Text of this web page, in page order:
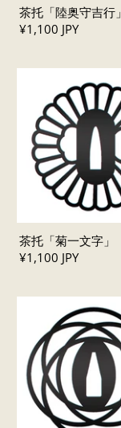
茶托「陸奥守吉行」
¥1,100 JPY
茶托「菊一文字」
¥1,100 JPY